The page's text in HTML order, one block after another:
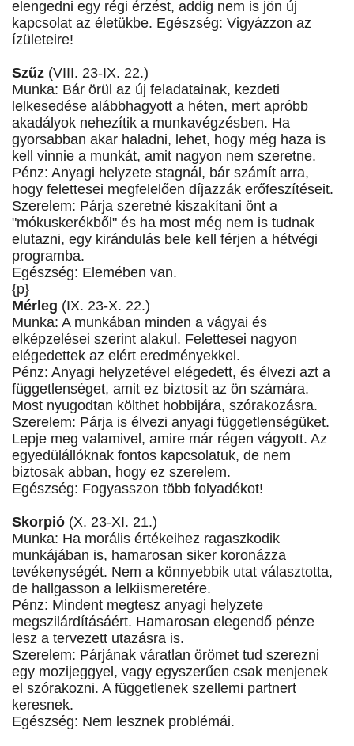
elengedni egy régi érzést, addig nem is jön új
kapcsolat az életükbe. Egészség: Vigyázzon az
ízületeire!
Szűz (VIII. 23-IX. 22.)
Munka: Bár örül az új feladatainak, kezdeti
lelkesedése alábbhagyott a héten, mert apróbb
akadályok nehezítik a munkavégzésben. Ha
gyorsabban akar haladni, lehet, hogy még haza is
kell vinnie a munkát, amit nagyon nem szeretne.
Pénz: Anyagi helyzete stagnál, bár számít arra,
hogy felettesei megfelelően díjazzák erőfeszítéseit.
Szerelem: Párja szeretné kiszakítani önt a
"mókuskerékből" és ha most még nem is tudnak
elutazni, egy kirándulás bele kell férjen a hétvégi
programba.
Egészség: Elemében van.
{p}
Mérleg (IX. 23-X. 22.)
Munka: A munkában minden a vágyai és
elképzelései szerint alakul. Felettesei nagyon
elégedettek az elért eredményekkel.
Pénz: Anyagi helyzetével elégedett, és élvezi azt a
függetlenséget, amit ez biztosít az ön számára.
Most nyugodtan költhet hobbijára, szórakozásra.
Szerelem: Párja is élvezi anyagi függetlenségüket.
Lepje meg valamivel, amire már régen vágyott. Az
egyedülállóknak fontos kapcsolatuk, de nem
biztosak abban, hogy ez szerelem.
Egészség: Fogyasszon több folyadékot!
Skorpió (X. 23-XI. 21.)
Munka: Ha morális értékeihez ragaszkodik
munkájában is, hamarosan siker koronázza
tevékenységét. Nem a könnyebbik utat választotta,
de hallgasson a lelkiismeretére.
Pénz: Mindent megtesz anyagi helyzete
megszilárdításáért. Hamarosan elegendő pénze
lesz a tervezett utazásra is.
Szerelem: Párjának váratlan örömet tud szerezni
egy mozijeggyel, vagy egyszerűen csak menjenek
el szórakozni. A függetlenek szellemi partnert
keresnek.
Egészség: Nem lesznek problémái.